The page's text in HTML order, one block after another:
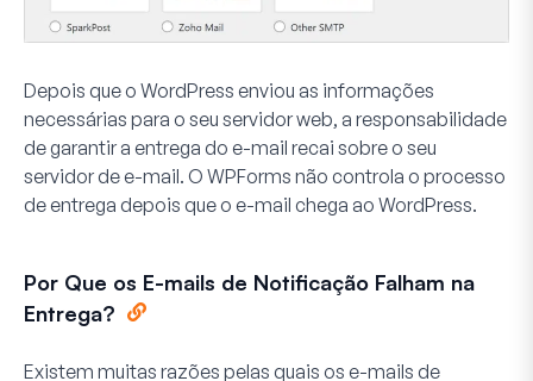
Depois que o WordPress enviou as informações
necessárias para o seu servidor web, a responsabilidade
de garantir a entrega do e-mail recai sobre o seu
servidor de e-mail. O WPForms não controla o processo
de entrega depois que o e-mail chega ao WordPress.
Por Que os E-mails de Notificação Falham na
Entrega?
Existem muitas razões pelas quais os e-mails de